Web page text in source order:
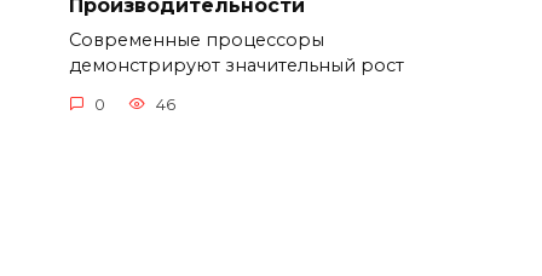
Производительности
Современные процессоры
демонстрируют значительный рост
0 46